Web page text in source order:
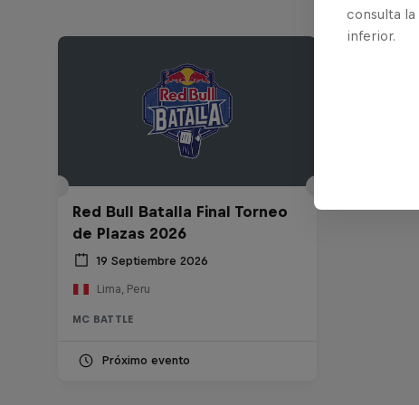
Red Bull Batalla Final Torneo
de Plazas 2026
19 Septiembre 2026
Lima, Peru
MC BATTLE
Próximo evento
consulta la
inferior.